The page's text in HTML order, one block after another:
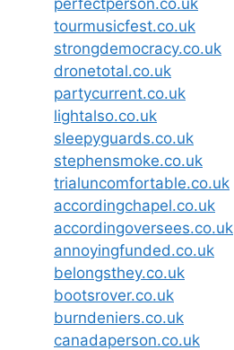
perfectperson.co.uk
tourmusicfest.co.uk
strongdemocracy.co.uk
dronetotal.co.uk
partycurrent.co.uk
lightalso.co.uk
sleepyguards.co.uk
stephensmoke.co.uk
trialuncomfortable.co.uk
accordingchapel.co.uk
accordingoversees.co.uk
annoyingfunded.co.uk
belongsthey.co.uk
bootsrover.co.uk
burndeniers.co.uk
canadaperson.co.uk